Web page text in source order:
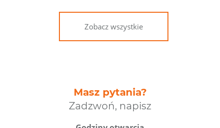
Zobacz wszystkie
Masz pytania?
Zadzwoń, napisz